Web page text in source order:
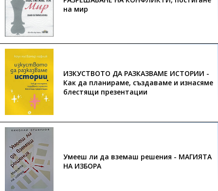
на мир
ИЗКУСТВОТО ДА РАЗКАЗВАМЕ ИСТОРИИ -
Как да планираме, създаваме и изнасяме
блестящи презентации
Умееш ли да вземаш решения - МАГИЯТА
НА ИЗБОРА